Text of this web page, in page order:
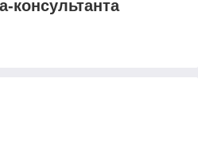
консультанта